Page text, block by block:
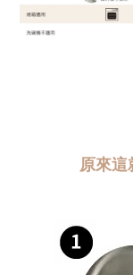
原來這